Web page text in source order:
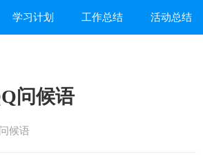
学习计划 工作总结 活动总结
问候语
问候语